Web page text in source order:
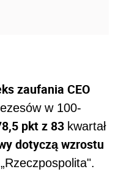
zaufania CEO
w 100-
pkt z 83 kwartał
dotyczą wzrostu